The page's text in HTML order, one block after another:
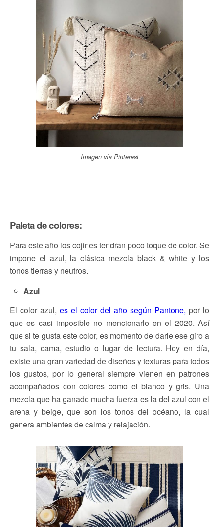
Imagen vía Pinterest
Paleta de colores:
Para este año los cojines tendrán poco toque de color. Se
impone el azul, la clásica mezcla black & white y los
tonos tierras y neutros.
Azul
El color azul, es el color del año según Pantone, por lo
que es casi imposible no mencionarlo en el 2020. Así
que si te gusta este color, es momento de darle ese giro a
tu sala, cama, estudio o lugar de lectura. Hoy en día,
existe una gran variedad de diseños y texturas para todos
los gustos, por lo general siempre vienen en patrones
acompañados con colores como el blanco y gris. Una
mezcla que ha ganado mucha fuerza es la del azul con el
arena y beige, que son los tonos del océano, la cual
genera ambientes de calma y relajación.